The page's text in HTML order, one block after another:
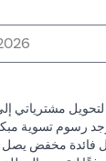
مشترياتي
لمدة تصل إلى 48 شهرًا